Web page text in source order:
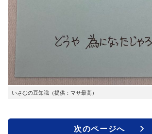
いさむの豆知識（提供：マサ最高）
次のページへ